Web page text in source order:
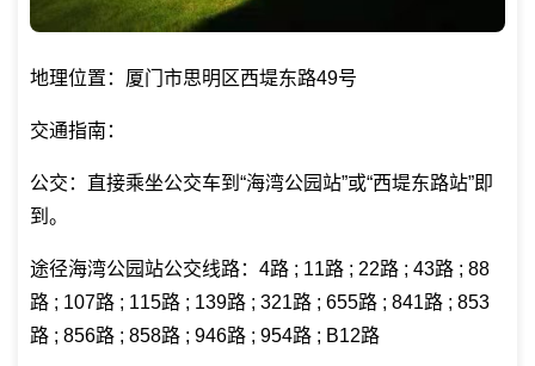
地理位置：厦门市思明区西堤东路49号
交通指南：
公交：直接乘坐公交车到“海湾公园站”或“西堤东路站”即
到。
途径海湾公园站公交线路：4路 ; 11路 ; 22路 ; 43路 ; 88
路 ; 107路 ; 115路 ; 139路 ; 321路 ; 655路 ; 841路 ; 853
路 ; 856路 ; 858路 ; 946路 ; 954路 ; B12路